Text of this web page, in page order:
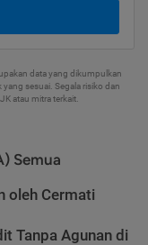
data yang dikumpulkan
sesuai. Segala risiko dan
atau mitra terkait.
Semua
oleh Cermati
Tanpa Agunan di